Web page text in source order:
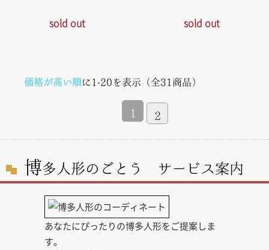
sold out sold out
価格が高い順に1-20を表示（全31商品）
1 2
博多人形のごとう サービス案内
あなたにぴったりの博多人形をご提案しま
す。